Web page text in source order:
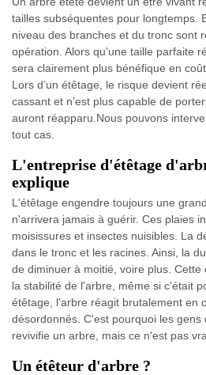
tailles subséquentes pour longtemps.
niveau des branches et du tronc sont
opération. Alors qu'une taille parfaite
sera clairement plus bénéfique en coût
Lors d’un étêtage, le risque devient
cassant et n’est plus capable de
auront réapparu.Nous pouvons
tout cas.
L'entreprise d'étêtage
explique
L'étêtage engendre toujours une
n'arrivera jamais à guérir. Ces plaies
moisissures et insectes nuisibles. La
dans le tronc et les racines. Ainsi, la
de diminuer à moitié, voire plus.
la stabilité de l'arbre, même si c'était
étêtage, l'arbre réagit brutalement en
désordonnés. C'est pourquoi les gens
revivifie un arbre, mais ce n'est pas
Un étêteur d'arbre ?